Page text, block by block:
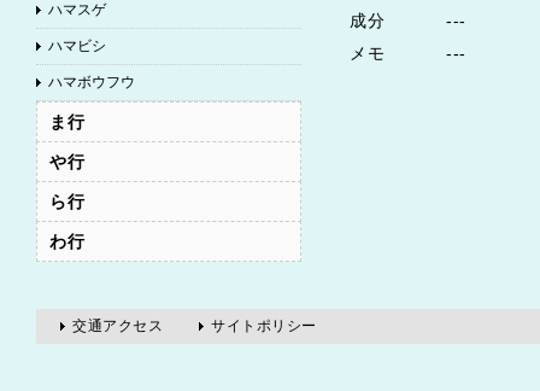
成分
---
メモ
---
ハマスゲ
ハマビシ
ハマボウフウ
バニラ
ヒカゲノイノコズチ
ヒガンバナ
ヒキオコシ
ヒヨス
ビワ
ま行
や行
ら行
わ行
交通アクセス サイトポリシー